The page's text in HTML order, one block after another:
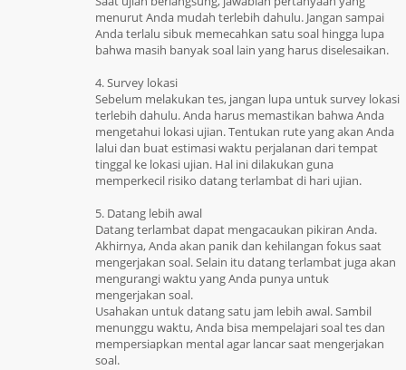
menurut Anda mudah terlebih dahulu. Jangan sampai
Anda terlalu sibuk memecahkan satu soal hingga lupa
bahwa masih banyak soal lain yang harus diselesaikan.
4. Survey lokasi
Sebelum melakukan tes, jangan lupa untuk survey lokasi
terlebih dahulu. Anda harus memastikan bahwa Anda
mengetahui lokasi ujian. Tentukan rute yang akan Anda
lalui dan buat estimasi waktu perjalanan dari tempat
tinggal ke lokasi ujian. Hal ini dilakukan guna
memperkecil risiko datang terlambat di hari ujian.
5. Datang lebih awal
Datang terlambat dapat mengacaukan pikiran Anda.
Akhirnya, Anda akan panik dan kehilangan fokus saat
mengerjakan soal. Selain itu datang terlambat juga akan
mengurangi waktu yang Anda punya untuk
mengerjakan soal.
Usahakan untuk datang satu jam lebih awal. Sambil
menunggu waktu, Anda bisa mempelajari soal tes dan
mempersiapkan mental agar lancar saat mengerjakan
soal.